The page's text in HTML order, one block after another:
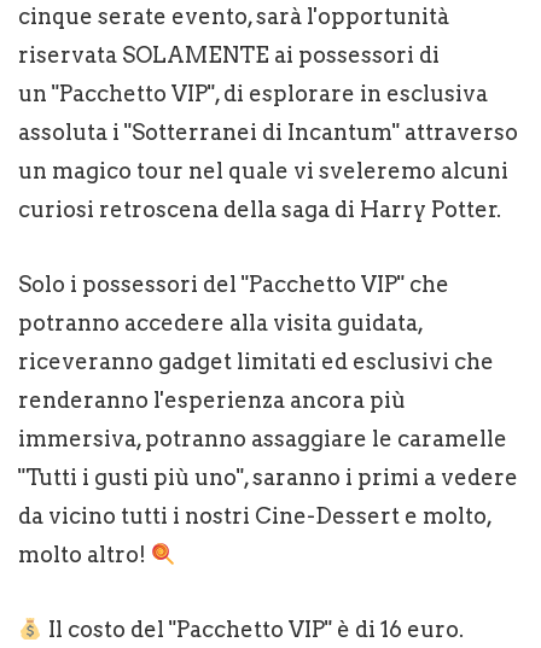
cinque serate evento, sarà l'opportunità
riservata SOLAMENTE ai possessori di
un "Pacchetto VIP", di esplorare in esclusiva
assoluta i "Sotterranei di Incantum" attraverso
un magico tour nel quale vi sveleremo alcuni
curiosi retroscena della saga di Harry Potter.
Solo i possessori del "Pacchetto VIP" che
potranno accedere alla visita guidata,
riceveranno gadget limitati ed esclusivi che
renderanno l'esperienza ancora più
immersiva, potranno assaggiare le caramelle
"Tutti i gusti più uno", saranno i primi a vedere
da vicino tutti i nostri Cine-Dessert e molto,
molto altro!
Il costo del "Pacchetto VIP" è di 16 euro.